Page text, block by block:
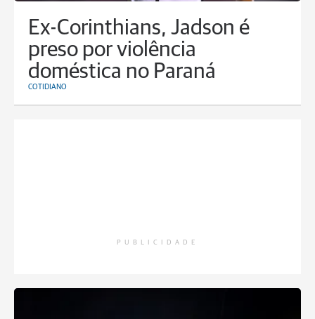
Ex-Corinthians, Jadson é
preso por violência
doméstica no Paraná
COTIDIANO
PUBLICIDADE